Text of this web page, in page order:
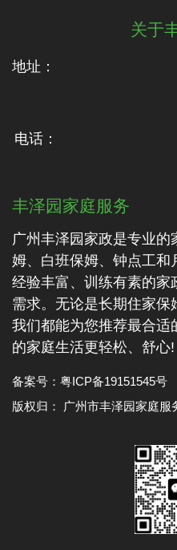
关于
地址：
电话：
丰泽园家庭服务
广州丰泽园家政是专业
姆、白班保姆、钟点工和
经验丰富、训练有素的家
需求。无论是长期住家
我们都能为您推荐最合适
的家庭生活更轻松、舒心!
备案号： 粤ICP备19151545号
版权归： 广州市丰泽园家庭服